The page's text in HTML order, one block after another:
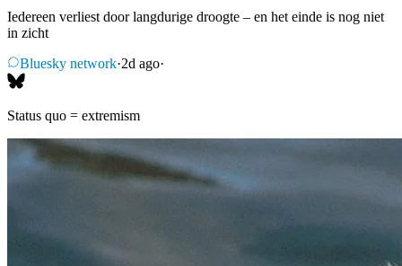
Iedereen verliest door langdurige droogte – en het einde is nog niet
in zicht
Bluesky network·2d ago·
Status quo = extremism